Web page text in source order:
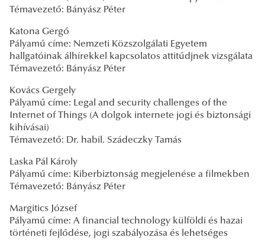
Témavezető: Bányász Péter
Katona Gergő
Pályamű címe: Nemzeti Közszolgálati Egyetem
hallgatóinak álhírekkel kapcsolatos attitűdjnek vizsgálata
Témavezető: Bányász Péter
Kovács Gergely
Pályamű címe: Legal and security challenges of the
Internet of Things (A dolgok internete jogi és biztonsági
kihívásai)
Témavezető: Dr. habil. Szádeczky Tamás
Laska Pál Károly
Pályamű címe: Kiberbiztonság megjelenése a filmekben
Témavezető: Bányász Péter
Margitics József
Pályamű címe: A financial technology külföldi és hazai
történeti fejlődése, jogi szabályozása és lehetséges